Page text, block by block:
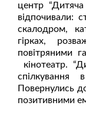
центр
відпочивали:
скалодром,
гірках,
повітряними
кінотеатр.
спілкування
Повернулись
позитивними